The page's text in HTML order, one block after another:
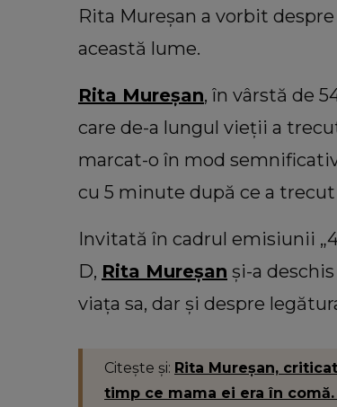
Rita Mureșan a vorbit
această lume.
Rita Mureșan, în vârstă de
care de-a lungul vieții a
marcat-o în mod
cu 5 minute după ce a trecut
Invitată în cadrul emisiunii
D, Rita Mureșan și-a
viața sa, dar și despre
Citește și: Rita Mureșan,
timp ce mama ei era în
dezvăluiri
decesul fratelui
despre momentul
și-a pierdut viața:
Floarea care te
personalitate. Ce
ești o